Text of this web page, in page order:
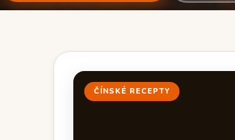
ČÍNSKÉ RECEPTY